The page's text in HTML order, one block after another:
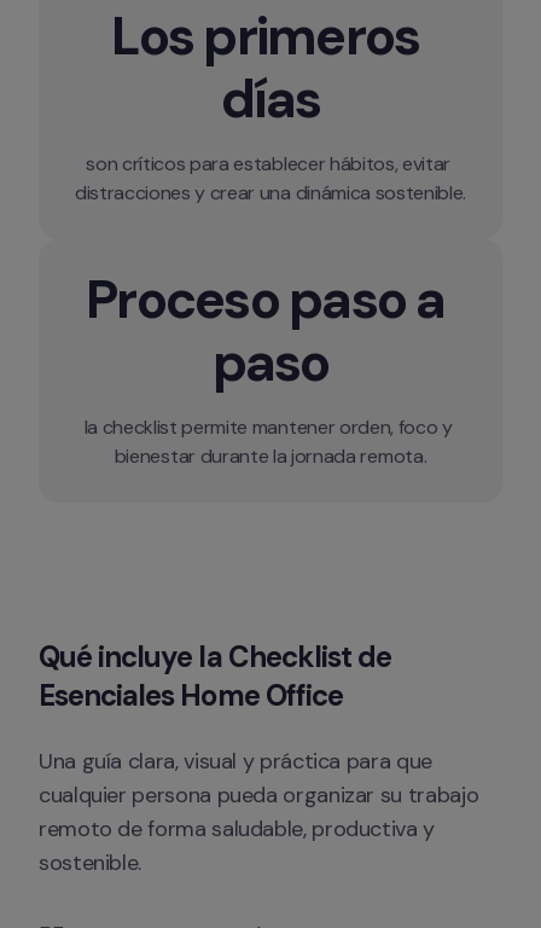
Los primeros
días
son críticos para establecer hábitos, evitar
distracciones y crear una dinámica sostenible.
Proceso paso a
paso
la checklist permite mantener orden, foco y
bienestar durante la jornada remota.
Qué incluye la Checklist de
Esenciales Home Office
Una guía clara, visual y práctica para que
cualquier persona pueda organizar su trabajo
remoto de forma saludable, productiva y
sostenible.